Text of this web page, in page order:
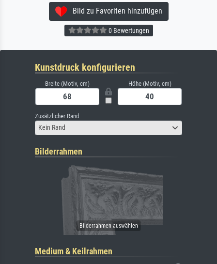
Bild zu Favoriten hinzufügen
0 Bewertungen
Kunstdruck konfigurieren
Breite (Motiv, cm) Höhe (Motiv, cm)
Zusätzlicher Rand
Kein Rand
Bilderrahmen
Medium & Keilrahmen